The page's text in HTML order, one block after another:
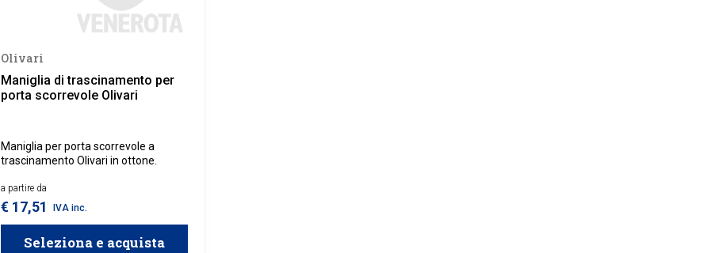
Olivari
Maniglia di trascinamento per
porta scorrevole Olivari
Maniglia per porta scorrevole a
trascinamento Olivari in ottone.
a partire da
€ 17,51 IVA inc.
Seleziona e acquista